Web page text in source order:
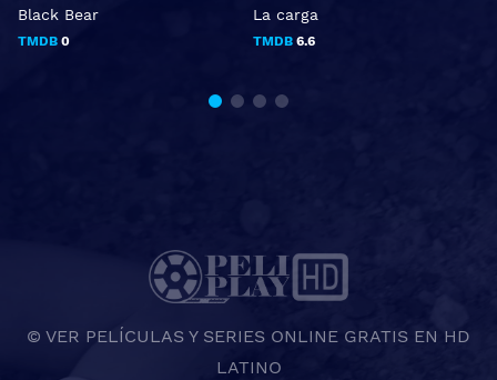
Black Bear
TMDB 0
La carga
TMDB 6.6
© VER PELÍCULAS Y SERIES ONLINE GRATIS EN HD
LATINO